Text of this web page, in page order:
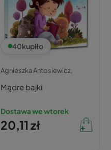
40kupiło
Agnieszka Antosiewicz,
Mądre bajki
Dostawa we wtorek
20,11 zł